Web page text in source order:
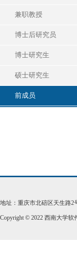
兼职教授
博士后研究员
博士研究生
硕士研究生
前成员
地址：重庆市北碚区天生路2
Copyright © 2022 西南大学